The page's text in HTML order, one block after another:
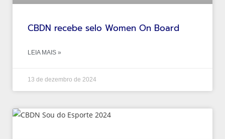
CBDN recebe selo Women On Board
LEIA MAIS »
13 de dezembro de 2024